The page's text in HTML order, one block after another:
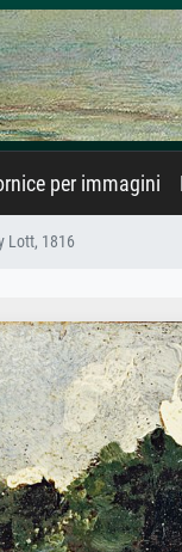
per immagini
Lott, 1816